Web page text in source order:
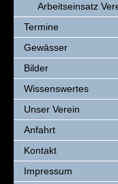
Arbeitseinsatz
Termine
Gewässer
Bilder
Wissenswertes
Unser Verein
Anfahrt
Kontakt
Impressum